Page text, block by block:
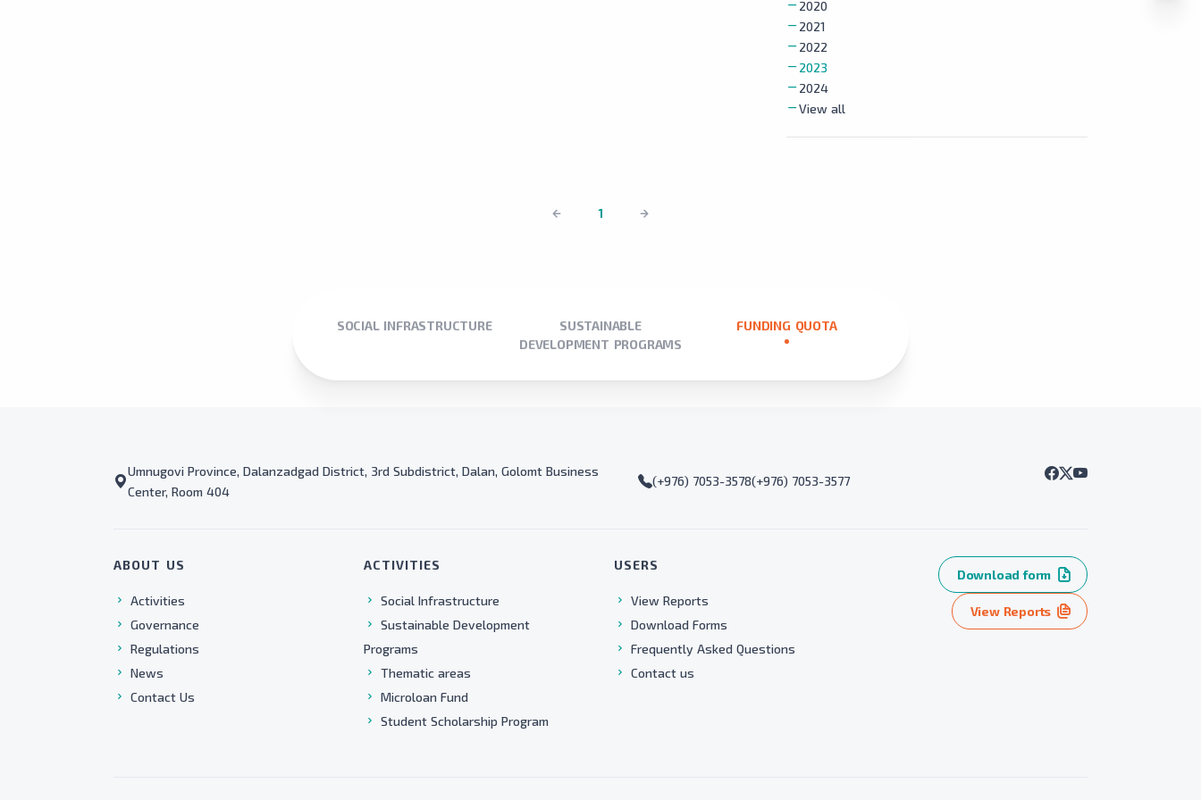
2020
2021
2022
2023
2024
View all
1
SOCIAL INFRASTRUCTURE
SUSTAINABLE
DEVELOPMENT PROGRAMS
FUNDING QUOTA
Umnugovi Province, Dalanzadgad District, 3rd Subdistrict, Dalan, Golomt Business
Center, Room 404
(+976) 7053-3578(+976) 7053-3577
ABOUT US
Activities
Governance
Regulations
News
Contact Us
ACTIVITIES
Social Infrastructure
Sustainable Development
Programs
Thematic areas
Microloan Fund
Student Scholarship Program
USERS
View Reports
Download Forms
Frequently Asked Questions
Contact us
Download form
View Reports